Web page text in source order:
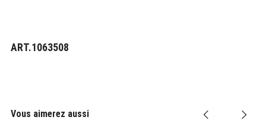
ART.1063508
Vous aimerez aussi